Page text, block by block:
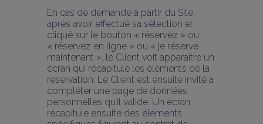
En cas de demande à partir du Site,
après avoir effectué sa sélection et
cliqué sur le bouton « réservez » ou
« réservez en ligne » ou « je réserve
maintenant », le Client voit apparaître un
écran qui récapitule les éléments de la
réservation. Le Client est ensuite invité à
compléter une page de données
personnelles qu’il valide. Un écran
récapitule ensuite des éléments